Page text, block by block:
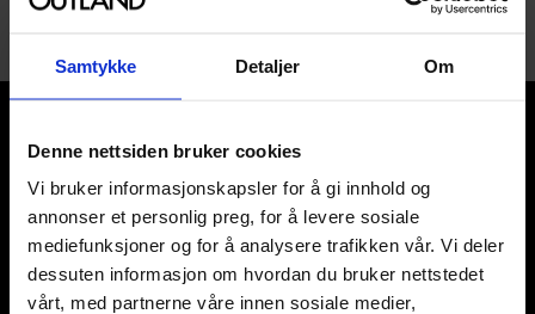
Samtykke Detaljer Om
Denne nettsiden bruker cookies
Vi bruker informasjonskapsler for å gi innhold og
annonser et personlig preg, for å levere sosiale
mediefunksjoner og for å analysere trafikken vår. Vi deler
dessuten informasjon om hvordan du bruker nettstedet
vårt, med partnerne våre innen sosiale medier,
Våre kategorier
Brettspill